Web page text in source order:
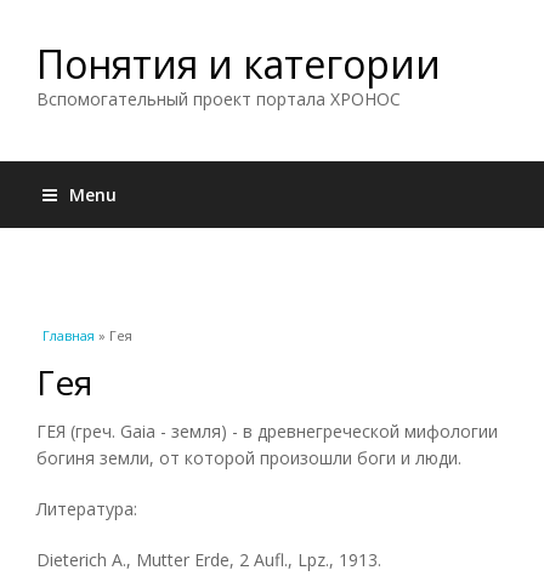
Понятия и категории
Вспомогательный проект портала ХРОНОС
Menu
Вы здесь
Главная » Гея
Гея
ГЕЯ (греч. Gaia - земля) - в древнегреческой мифологии
богиня земли, от которой произошли боги и люди.
Литература:
Dieterich A., Mutter Erde, 2 Aufl., Lpz., 1913.